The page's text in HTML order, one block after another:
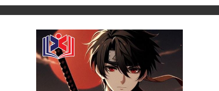
Truyện Mới Ra